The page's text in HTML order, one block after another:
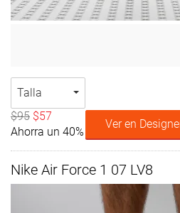
Talla
$95 $57
Ahorra un 40%
Ver en
Nike Air Force 1 07 LV8